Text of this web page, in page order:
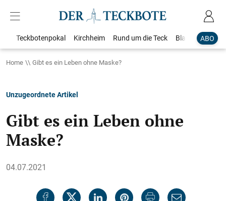
ABO
Teckbotenpokal Kirchheim Rund um die Teck Blaulicht
Home Gibt es ein Leben ohne Maske?
Unzugeordnete Artikel
Gibt es ein Leben ohne
Maske?
04.07.2021